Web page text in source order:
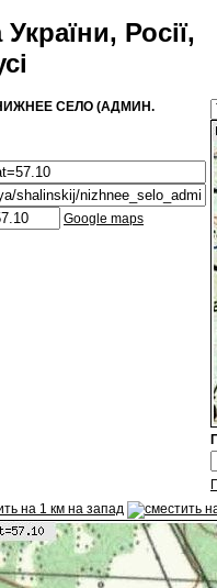
Росії,
СЕЛО (АДМИН.
Google maps